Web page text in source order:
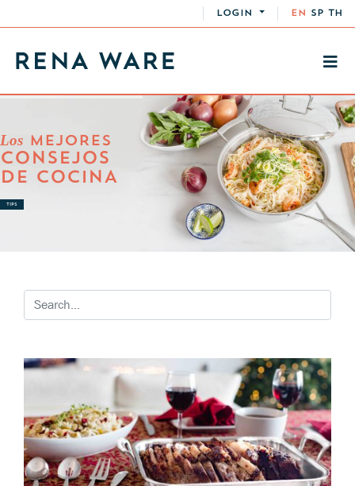
LOGIN EN SP TH
Los MEJORES
CONSEJOS
DE COCINA
TIPS